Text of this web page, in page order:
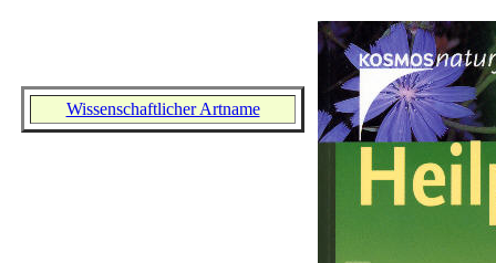
Wissenschaftlicher Artname